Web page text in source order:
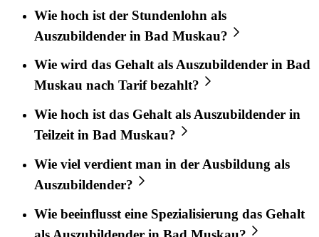
Wie hoch ist der Stundenlohn als
Auszubildender in Bad Muskau?
Wie wird das Gehalt als Auszubildender in Bad
Muskau nach Tarif bezahlt?
Wie hoch ist das Gehalt als Auszubildender in
Teilzeit in Bad Muskau?
Wie viel verdient man in der Ausbildung als
Auszubildender?
Wie beeinflusst eine Spezialisierung das Gehalt